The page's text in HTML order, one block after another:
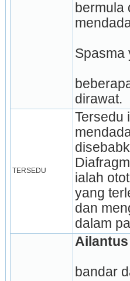
bermula
Spasma
dirawat.
TERSEDU
Tersedu
ialah
yang
dan
dalam
Ailantus
bandar